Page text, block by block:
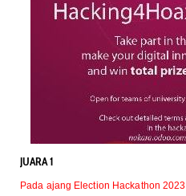
JUARA 1
Pada ajang Election Hackathon 2023